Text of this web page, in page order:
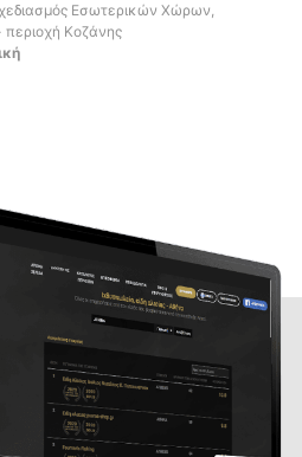
Εσωτερικών Χώρων,
περιοχή Κοζάνης